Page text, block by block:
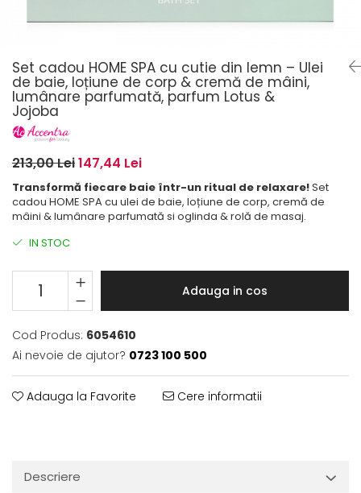
Set cadou HOME SPA cu cutie din lemn – Ulei
de baie, loțiune de corp & cremă de mâini,
lumânare parfumată, parfum Lotus &
Jojoba
213,00 Lei147,44 Lei
Transformă fiecare baie într-un ritual de relaxare!Set
cadou HOME SPA cu ulei de baie, loțiune de corp, cremă de
mâini & lumânare parfumată si oglinda & rolă de masaj.
IN STOC
Adauga in cos
Cod Produs: 6054610
Ai nevoie de ajutor? 0723 100 500
Adauga la Favorite Cere informatii
Descriere